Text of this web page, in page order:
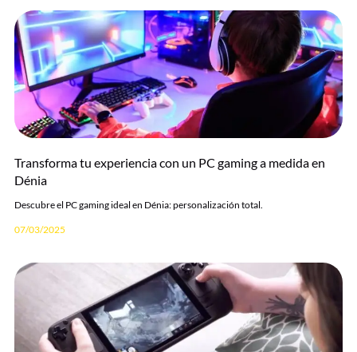
Transforma tu experiencia con un PC gaming a medida en
Dénia
Descubre el PC gaming ideal en Dénia: personalización total.
07/03/2025